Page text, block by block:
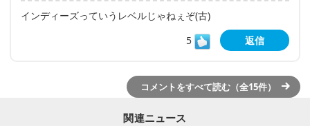
インディーズっていうレベルじゃねぇぞ(古)
5
返信
コメントをすべて読む（全15件）
関連ニュース